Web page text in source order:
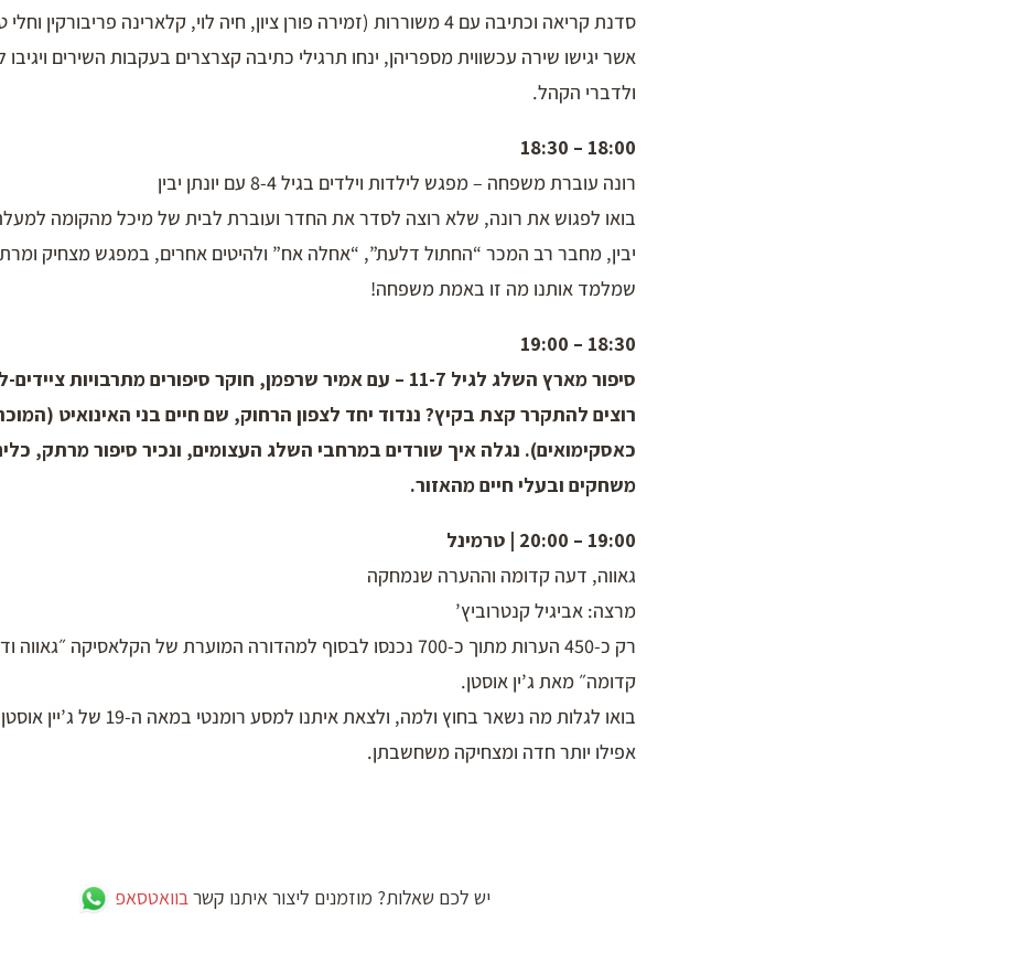
סדנת קריאה וכתיבה עם 4 משוררות (זמירה פורן ציון, חיה לוי, קלארינה פריבורקין
אשר יגישו שירה עכשווית מספריהן, ינחו תרגילי כתיבה קצרצרים בעקבות השירים ויגיבו
ולדברי הקהל.
18:00 – 18:30
רונה עוברת משפחה – מפגש לילדות וילדים בגיל 8-4 עם יונתן יבין
בואו לפגוש את רונה, שלא רוצה לסדר את החדר ועוברת לבית של מיכל מהקומה
יבין, מחבר רב המכר “החתול דלעת”, “אחלה אח” ולהיטים אחרים, במפגש מצחיק
שמלמד אותנו מה זו באמת משפחה!
18:30 – 19:00
סיפור מארץ השלג לגיל 11-7 – עם אמיר שרפמן, חוקר סיפורים מתרבויות ציידים-לקטים.
רוצים להתקרר קצת בקיץ? ננדוד יחד לצפון הרחוק, שם חיים בני האינואיט
כאסקימואים). נגלה איך שורדים במרחבי השלג העצומים, ונכיר סיפור מרתק,
משחקים ובעלי חיים מהאזור.
19:00 – 20:00 | טרמינל
גאווה, דעה קדומה וההערה שנמחקה
מרצה: אביגיל קנטרוביץ’
רק כ-450 הערות מתוך כ-700 נכנסו לבסוף למהדורה המוערת של הקלאסיקה ״גאווה
קדומה״ מאת ג’ין אוסטן.
בואו לגלות מה נשאר בחוץ ולמה, ולצאת איתנו למסע
אפילו יותר חדה ומצחיקה משחשבתן.
יש לכם שאלות? מוזמנים ליצור איתנו קשרבוואטסאפ